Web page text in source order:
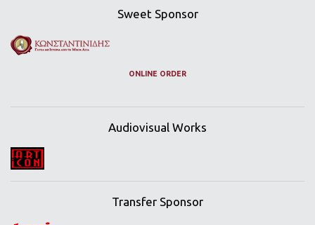
Sweet Sponsor
ONLINE ORDER
Audiovisual Works
Transfer Sponsor